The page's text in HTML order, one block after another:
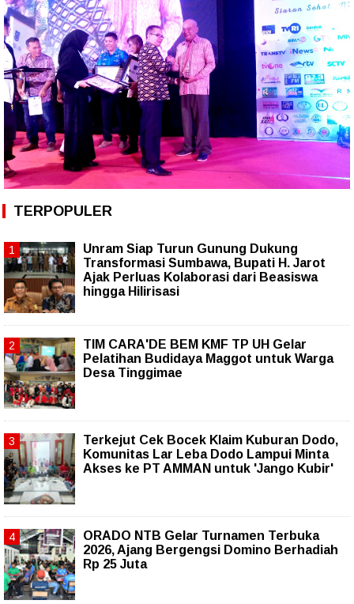
TERPOPULER
Unram Siap Turun Gunung Dukung
Transformasi Sumbawa, Bupati H. Jarot
Ajak Perluas Kolaborasi dari Beasiswa
hingga Hilirisasi
TIM CARA'DE BEM KMF TP UH Gelar
Pelatihan Budidaya Maggot untuk Warga
Desa Tinggimae
Terkejut Cek Bocek Klaim Kuburan Dodo,
Komunitas Lar Leba Dodo Lampui Minta
Akses ke PT AMMAN untuk 'Jango Kubir'
ORADO NTB Gelar Turnamen Terbuka
2026, Ajang Bergengsi Domino Berhadiah
Rp 25 Juta